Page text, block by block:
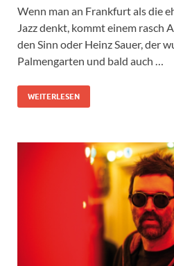
Wenn man an Frankfurt als die
Jazz denkt, kommt einem rasch
den Sinn oder Heinz Sauer, der
Palmengarten und bald auch …
WEITERLESEN